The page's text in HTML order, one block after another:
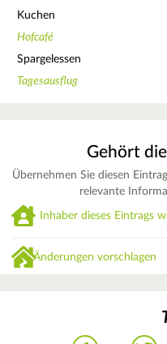
Kuchen
Hofcafé
Spargelessen
Tagesausflug
Gehört
Übernehmen Sie diesen
relevante
Inhaber dieses Eintrags
Änderungen vorschlagen